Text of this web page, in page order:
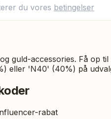
du vores betingelser
guld-accessories. Få op
eller 'N40' (40%) på
rabat